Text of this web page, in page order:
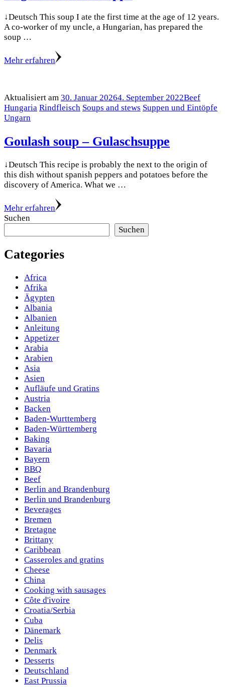
↓Deutsch This soup I ate the first time at the age of 12 years.
A co-worker of my uncle, a Hungarian, has prepared the
soup …
Mehr erfahren
Aktualisiert am 30. Januar 20264. September 2022Beef
Hungaria Rindfleisch Soups and stews Suppen und Eintöpfe
Ungarn
Goulash soup – Gulaschsuppe
↓Deutsch This recipe is probably the next to the origin of
this dish without spanish peppers and potatoes before the
discovery of America. What we …
Mehr erfahren
Suchen
Suchen
Categories
Africa
Afrika
Ägypten
Albania
Albanien
Anleitung
Appetizer
Arabia
Arabien
Asia
Asien
Aufläufe und Gratins
Austria
Backen
Baden-Wurttemberg
Baden-Württemberg
Baking
Bavaria
Bayern
BBQ
Beef
Berlin and Brandenburg
Berlin und Brandenburg
Beverages
Bremen
Bretagne
Brittany
Caribbean
Casseroles and gratins
Cheese
China
Cooking with sausages
Côte d'ivoire
Croatia/Serbia
Cuba
Dänemark
Delis
Denmark
Desserts
Deutschland
East Prussia